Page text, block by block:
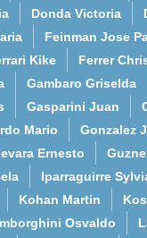
Donda Victoria
Feinman Jose
Kike
Ferrer
Gambaro Griselda
Gasparini Juan
Mario
Gonzalez
Ernesto
Iparraguirre
Kohan Martin
Osvaldo